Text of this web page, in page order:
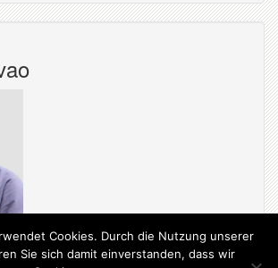
Cookies. Durch die Nutzung unserer
Sie sich damit einverstanden, dass wir